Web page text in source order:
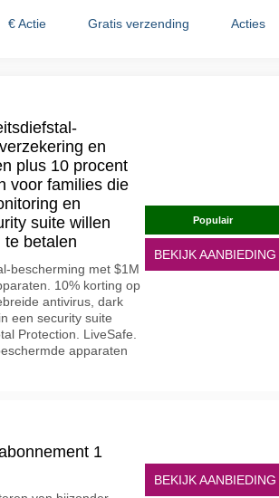
€ Actie Gratis verzending Acties
en
plus 10 procent
voor families die
en
suite willen
te betalen
bescherming met $1M
10% korting op
antivirus, dark
een security suite
Protection. LiveSafe.
apparaten
Populair
BEKIJK AANBIEDING
1
BEKIJK AANBIEDING